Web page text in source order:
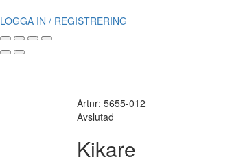
LOGGA IN / REGISTRERING
Artnr: 5655-012
Avslutad
Kikare